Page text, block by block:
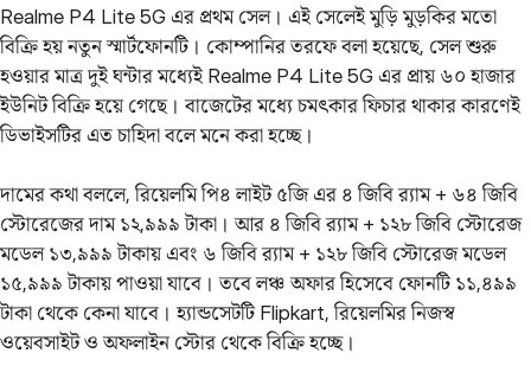
Realme P4 Lite 5G এর প্রথম সেল। এই সেলেই মুড়ি মুড়কির মতো
বিক্রি হয় নতুন স্মার্টফোনটি। কোম্পানির তরফে বলা হয়েছে, সেল শুরু
হওয়ার মাত্র দুই ঘন্টার মধ্যেই Realme P4 Lite 5G এর প্রায় ৬০ হাজার
ইউনিট বিক্রি হয়ে গেছে। বাজেটের মধ্যে চমৎকার ফিচার থাকার কারণেই
ডিভাইসটির এত চাহিদা বলে মনে করা হচ্ছে।
দামের কথা বললে, রিয়েলমি পি৪ লাইট ৫জি এর ৪ জিবি র‌্যাম + ৬৪ জিবি
স্টোরেজের দাম ১২,৯৯৯ টাকা। আর ৪ জিবি র‌্যাম + ১২৮ জিবি স্টোরেজ
মডেল ১৩,৯৯৯ টাকায় এবং ৬ জিবি র‌্যাম + ১২৮ জিবি স্টোরেজ মডেল
১৫,৯৯৯ টাকায় পাওয়া যাবে। তবে লঞ্চ অফার হিসেবে ফোনটি ১১,৪৯৯
টাকা থেকে কেনা যাবে। হ্যান্ডসেটটি Flipkart, রিয়েলমির নিজস্ব
ওয়েবসাইট ও অফলাইন স্টোর থেকে বিক্রি হচ্ছে।